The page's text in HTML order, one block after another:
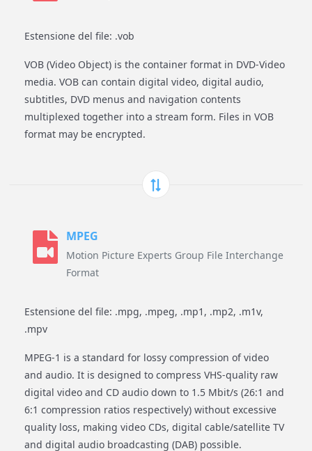
Estensione del file: .vob
VOB (Video Object) is the container format in DVD-Video
media. VOB can contain digital video, digital audio,
subtitles, DVD menus and navigation contents
multiplexed together into a stream form. Files in VOB
format may be encrypted.
MPEG
Motion Picture Experts Group File Interchange
Format
Estensione del file: .mpg, .mpeg, .mp1, .mp2, .m1v,
.mpv
MPEG-1 is a standard for lossy compression of video
and audio. It is designed to compress VHS-quality raw
digital video and CD audio down to 1.5 Mbit/s (26:1 and
6:1 compression ratios respectively) without excessive
quality loss, making video CDs, digital cable/satellite TV
and digital audio broadcasting (DAB) possible.